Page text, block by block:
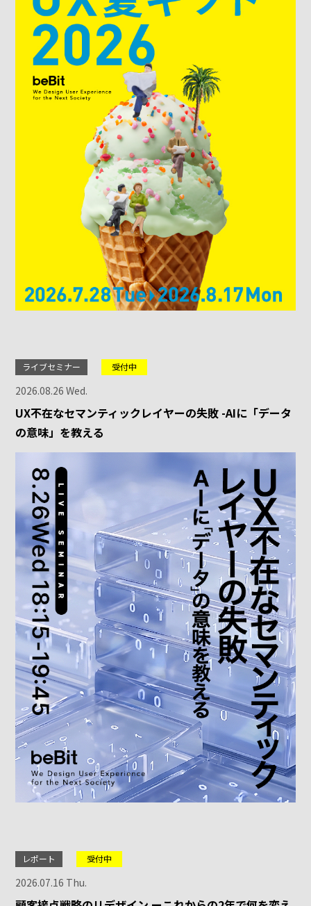
ライブセミナー 受付中
2026.08.26 Wed.
UX不在なセマンティックレイヤーの失敗 -AIに「データ
の意味」を教える
レポート 受付中
2026.07.16 Thu.